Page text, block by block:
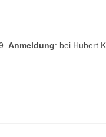
Anmeldung: bei Hubert